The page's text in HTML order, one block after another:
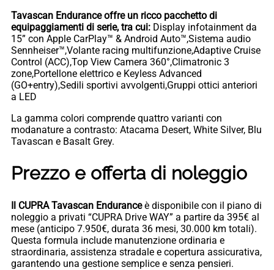
Tavascan Endurance offre un ricco pacchetto di
equipaggiamenti di serie, tra cui: Display infotainment da
15” con Apple CarPlay™ & Android Auto™,Sistema audio
Sennheiser™,Volante racing multifunzione,Adaptive Cruise
Control (ACC),Top View Camera 360°,Climatronic 3
zone,Portellone elettrico e Keyless Advanced
(GO+entry),Sedili sportivi avvolgenti,Gruppi ottici anteriori
a LED
La gamma colori comprende quattro varianti con
modanature a contrasto: Atacama Desert, White Silver, Blu
Tavascan e Basalt Grey.
Prezzo e offerta di noleggio
Il CUPRA Tavascan Enduranceè disponibile con il piano di
noleggio a privati “CUPRA Drive WAY” a partire da 395€ al
mese (anticipo 7.950€, durata 36 mesi, 30.000 km totali).
Questa formula include manutenzione ordinaria e
straordinaria, assistenza stradale e copertura assicurativa,
garantendo una gestione semplice e senza pensieri.